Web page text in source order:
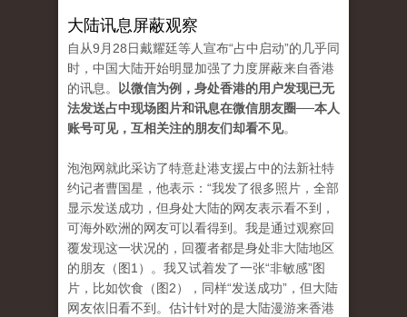
大陆讯息屏蔽观察
自从9月28日戴耀廷等人宣布“占中启动”的几乎同
时，中国大陆开始明显加强了力度屏蔽来自香港
的讯息。
以微信为例，身处香港的用户发现已无
法发送占中现场图片和讯息在微信朋友圈──本人
账号可见，互相关注的朋友们却看不见。
泡泡网就此采访了特意赴港支援占中的法新社特
约记者曹国星，他表示：“我发了很多照片，全部
显示发送成功，但身处大陆的网友表示看不到，
可海外欧洲的网友可以看得到。我是通过观察回
覆发现这一状况的，回覆者都是身处非大陆地区
的朋友（图1）。我又试着发了一张“非敏感”图
片，比如饮食（图2），同样“发送成功”，但大陆
网友依旧看不到。估计针对的是大陆漫游来香港